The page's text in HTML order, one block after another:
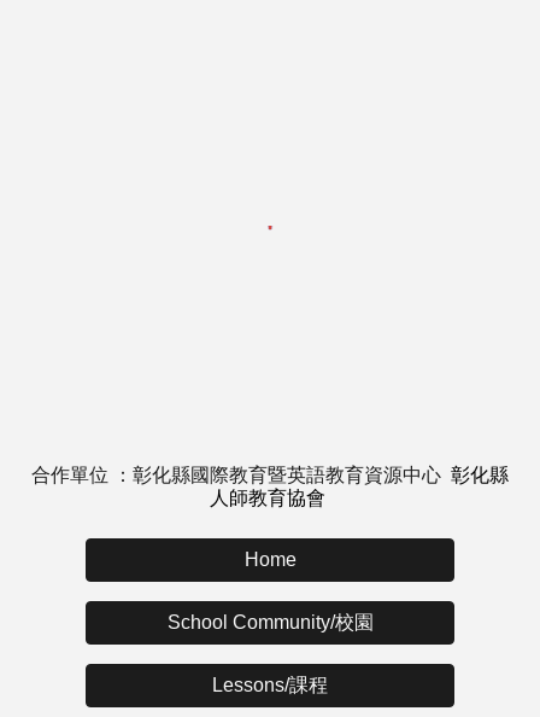
合作單位 ：彰化縣國際教育暨英語教育資源中心 彰化縣
人師教育協會
Home
School Community/校園
Lessons/課程